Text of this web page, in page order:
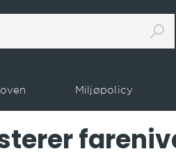
Miljøpolicy